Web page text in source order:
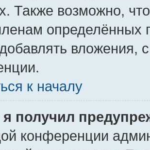
Также возможно,
определённых
вложения,
к началу
получил
конференции